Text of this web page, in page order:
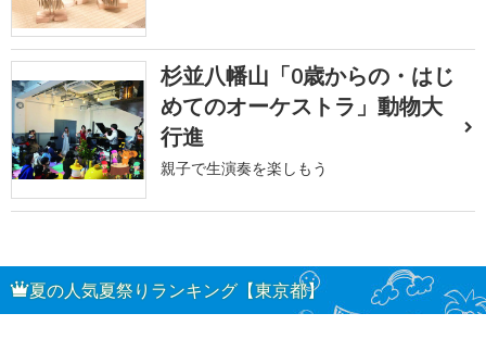
杉並八幡山「0歳からの・はじ
めてのオーケストラ」動物大
行進
親子で生演奏を楽しもう
夏の人気夏祭りランキング【東京都】